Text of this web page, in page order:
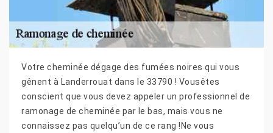
Votre cheminée dégage des fumées noires qui vous
gênent à Landerrouat dans le 33790 ! Vousêtes
conscient que vous devez appeler un professionnel de
ramonage de cheminée par le bas, mais vous ne
connaissez pas quelqu’un de ce rang !Ne vous